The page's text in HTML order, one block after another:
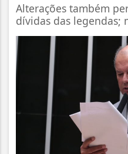
Alterações também
dívidas das legendas;